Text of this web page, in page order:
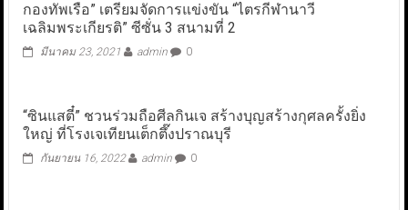
กองทัพเรือ” เตรียมจัดการแข่งขัน “ไตรกีฬานาวี
เฉลิมพระเกียรติ” ซีซั่น 3 สนามที่ 2
มีนาคม 23, 2021 admin 0
“ซินแสตี๋” ชวนร่วมถือศีลกินเจ สร้างบุญสร้างกุศลครั้งยิ่ง
ใหญ่ ที่โรงเจเทียนเต็กตึ๊งปราณบุรี
กันยายน 16, 2022 admin 0